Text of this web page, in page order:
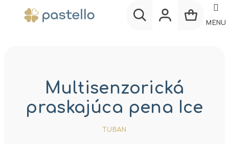
MENU
Multisenzorická
praskajúca pena Ice
TUBAN